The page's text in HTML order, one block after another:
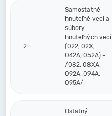
2.
Samostatné
hnuteľné veci a
súbory
hnuteľných vecí
(022, 02X,
042A, 052A) -
/082, 08XA,
092A, 094A,
095A/
Ostatný